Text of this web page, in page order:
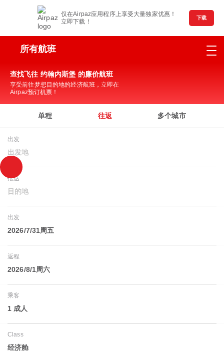
仅在Airpaz应用程序上享受大量独家优惠！
立即下载！
下载
所有航班
查找飞往 约翰内斯堡 的廉价航班
享受前往梦想目的地的经济航班，立即在
Airpaz预订机票！
单程 往返 多个城市
出发
出发地
抵达
目的地
出发
2026/7/31周五
返程
2026/8/1周六
乘客
1 成人
Class
经济舱